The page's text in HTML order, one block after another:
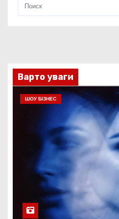
Варто уваги
ШОУ БІЗНЕС